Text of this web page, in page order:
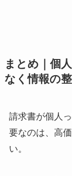
まとめ｜個
なく情報の
請求書が個人
要なのは、高
い。